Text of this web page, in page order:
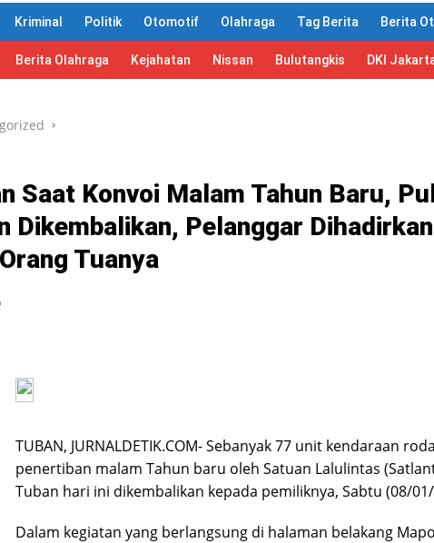
Kriminal Politik Otomotif Olahraga Tag Berita Berita
Berita Olahraga Kejahatan Nissan Bulutangkis DKI
Saat Konvoi Malam Tahun Baru,
Dikembalikan, Pelanggar Dihadirkan
Tuanya
TUBAN, JURNALDETIK.COM- Sebanyak 77 unit kendaraan
penertiban malam Tahun baru oleh Satuan Lalulintas
Tuban hari ini dikembalikan kepada pemiliknya, Sabtu (08/
Dalam kegiatan yang berlangsung di halaman belakang